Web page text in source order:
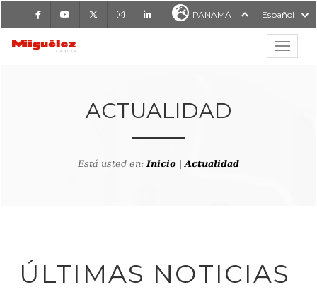
FacebookYoutube InstagramLinkedIn PANAMÁ Español
MIGUÉLEZ CABLES
ACTUALIDAD
Está usted en:Inicio |Actualidad
ÚLTIMAS NOTICIAS